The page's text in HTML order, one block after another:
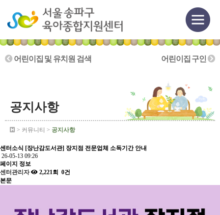
어린이집 및 유치원 검색 어린이집 구인
공지사항
> 커뮤니티 > 공지사항
센터소식 [장난감도서관] 장지점 전문업체 소독기간 안내
26-05-13 09:26
페이지 정보
센터관리자
2,221회 0건
본문